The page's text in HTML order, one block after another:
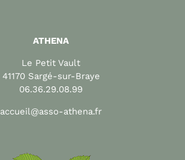
ATHENA
Le Petit Vault
41170 Sargé-sur-Braye
06.36.29.08.99
accueil@asso-athena.fr